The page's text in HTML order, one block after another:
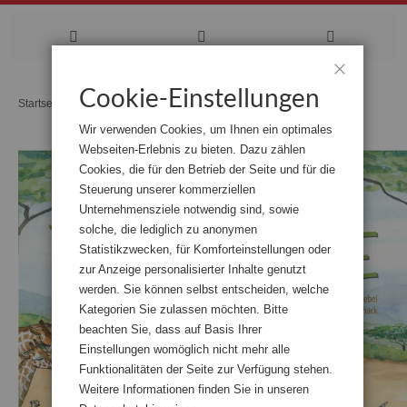
springen
Startseite Tanz der Tiere
Zum
Ende
der
Bildgalerie
springen
Cookie-Einstellungen
Wir verwenden Cookies, um Ihnen ein optimales
Webseiten-Erlebnis zu bieten. Dazu zählen
Cookies, die für den Betrieb der Seite und für die
Steuerung unserer kommerziellen
Unternehmensziele notwendig sind, sowie
solche, die lediglich zu anonymen
Statistikzwecken, für Komforteinstellungen oder
zur Anzeige personalisierter Inhalte genutzt
werden. Sie können selbst entscheiden, welche
Kategorien Sie zulassen möchten. Bitte
beachten Sie, dass auf Basis Ihrer
Einstellungen womöglich nicht mehr alle
Funktionalitäten der Seite zur Verfügung stehen.
Weitere Informationen finden Sie in unseren